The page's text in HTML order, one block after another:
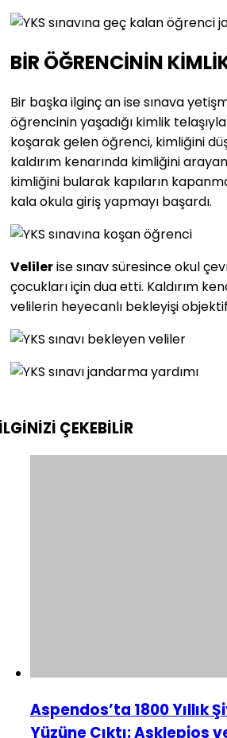
BİR ÖĞRENCİNİN
Bir başka ilginç an ise sınava
öğrencinin yaşadığı kimlik telaşıyla
koşarak gelen öğrenci, kimliğini
kaldırım kenarında kimliğini
kimliğini bularak kapıların
kala okula giriş yapmayı başardı.
Velilerise sınav süresince okul
çocukları için dua etti. Kaldırım
velilerin heyecanlı bekleyişi
ÇEKEBİLİR
Aspendos’ta 1800 Yıllık
Yüzüne Çıktı: Asklepios